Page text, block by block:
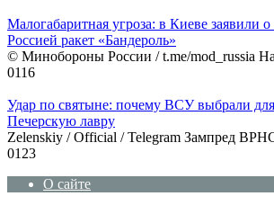
Малогабаритная угроза: в Киеве заявили
Россией ракет «Бандероль»
© Минобороны России / t.me/mod_russia
0116
Удар по святыне: почему ВСУ выбрали
Печерскую лавру
Zеlеnskiу / Оfficiаl / Telegram Зампред
0123
О сайте